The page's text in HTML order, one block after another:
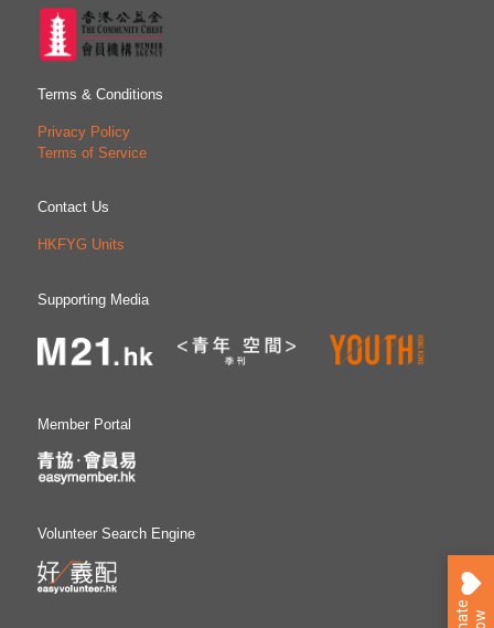
Terms & Conditions
Privacy Policy
Terms of Service
Contact Us
HKFYG Units
Supporting Media
Member Portal
Volunteer Search Engine